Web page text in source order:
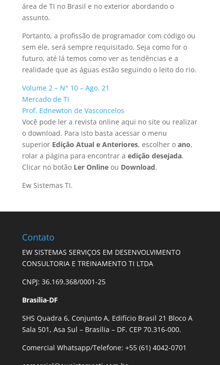
área de TI no Brasil e no exterior abordando o
assunto.
Portanto, a profissão de programador com código ou
sem ele, será sempre requisitado. Seja como for o
futuro, até lá temos como ver as tendências e a
realidade que as águas estão seguindo o leito do rio.
Volume 2 – N° 10 – Ago. 21
Mercado de TI
Prof. Ednewton de Vasconcelos
Você pode ler a revista online aqui no site ou realizar
o download. Para isto basta acessar o menu
superior Edição Atual e Anteriores, escolher o ano,
rolar a página para encontrar a edição desejada.
Clicar no botão Ler Onlineou Download.
Ew Sistemas TI.
Contato
EW SISTEMAS SERVIÇOS EM DESENVOLVIMENTO
CONSULTORIA E TREINAMENTO TI LTDA
CNPJ: 36.169.368/0001-25
Brasília-DF
SHS Quadra 6, Conjunto A, Edifício Brasil 21 Bloco A
Sala 501, Asa Sul – Brasília – DF. CEP 70.316-000.
Comercial Whatsapp/Telefone: +55 (61) 4042-0701